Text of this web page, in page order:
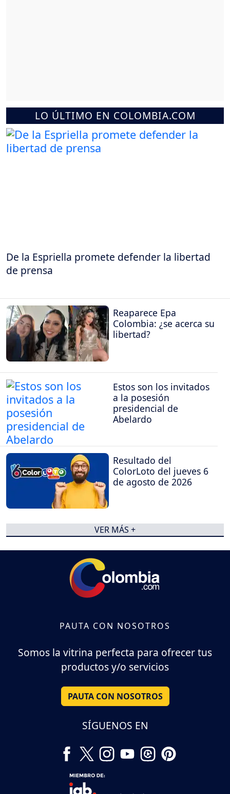
LO ÚLTIMO EN COLOMBIA.COM
De la Espriella promete defender la libertad
de prensa
Reaparece Epa
Colombia: ¿se acerca su
libertad?
Estos son los invitados
a la posesión
presidencial de
Abelardo
Resultado del
ColorLoto del jueves 6
de agosto de 2026
VER MÁS +
PAUTA CON NOSOTROS
Somos la vitrina perfecta para ofrecer tus
productos y/o servicios
PAUTA CON NOSOTROS
SÍGUENOS EN